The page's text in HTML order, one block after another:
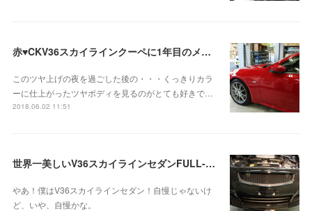
赤♥CKV36スカイラインクーペに1年目のメンテナンスコート＆ドラレコお取り付け
このツヤ上げの夜を過ごした後の・・・くっきりカラ
ーに仕上がったツヤボディを見るのがとても好きで…
2018.06.02 11:51
世界一美しいV36スカイラインセダンFULL-EXS化＆レイヤードサウンドお取り付け！
やあ！僕はV36スカイラインセダン！自慢じゃないけ
ど、いや、自慢かな。